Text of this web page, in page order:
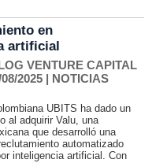
en
artificial
VENTURE CAPITAL
2025 | NOTICIAS
UBITS ha dado un
al adquirir Valu, una
que desarrolló una
automatizado
inteligencia artificial. Con